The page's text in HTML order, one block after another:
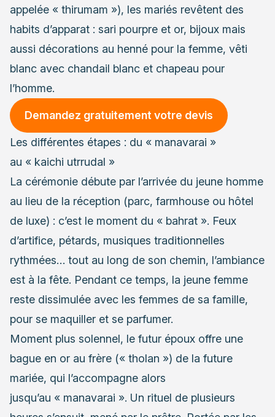
appelée « thirumam »), les mariés revêtent des
habits d’apparat : sari pourpre et or, bijoux mais
aussi décorations au henné pour la femme, vêti
blanc avec chandail blanc et chapeau pour
l’homme.
Demandez gratuitement votre devis
Les différentes étapes : du « manavarai »
au « kaichi utrrudal »
La cérémonie débute par l’arrivée du jeune homme
au lieu de la réception (parc, farmhouse ou hôtel
de luxe) : c’est le moment du « bahrat ». Feux
d’artifice, pétards, musiques traditionnelles
rythmées… tout au long de son chemin, l’ambiance
est à la fête. Pendant ce temps, la jeune femme
reste dissimulée avec les femmes de sa famille,
pour se maquiller et se parfumer.
Moment plus solennel, le futur époux offre une
bague en or au frère (« tholan ») de la future
mariée, qui l’accompagne alors
jusqu’au « manavarai ». Un rituel de plusieurs